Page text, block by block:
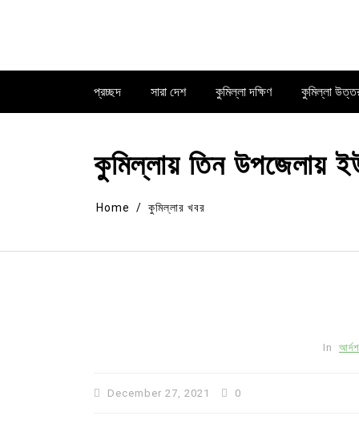
প্রচ্ছদ সারা দেশ কুমিল্লা দক্ষিণ কুমিল্লা
কুমিল্লায় তিন উপজেলায়
Home কুমিল্লার খবর
In
December 27, 2021 0